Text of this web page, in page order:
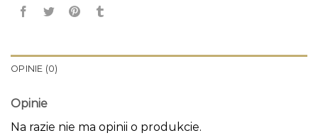
OPINIE (0)
Opinie
Na razie nie ma opinii o produkcie.